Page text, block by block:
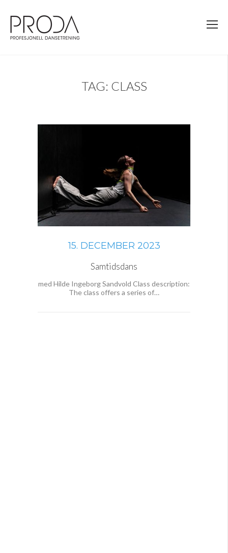
sidens
hovedinnhold
TAG: CLASS
15. DECEMBER 2023
Samtidsdans
med Hilde Ingeborg Sandvold Class description:
The class offers a series of…